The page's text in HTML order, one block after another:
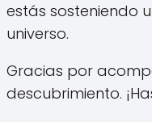
estás sosteniendo
universo.
Gracias por
descubrimiento.